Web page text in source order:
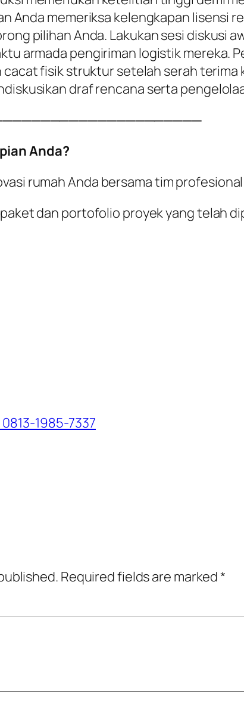
Anda memeriksa kelengkapan lisensi
pilihan Anda. Lakukan sesi diskusi
armada pengiriman logistik mereka.
fisik struktur setelah serah terima
draf rencana serta
Anda?
rumah Anda bersama tim
dan portofolio proyek yang telah
1985-7337
Required fields are marked*